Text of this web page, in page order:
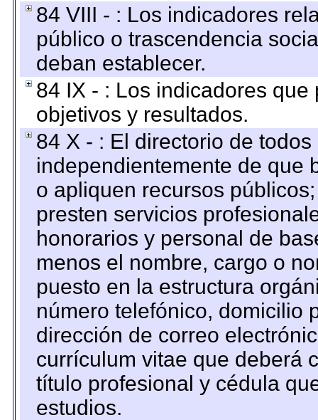
84 VIII - : Los indicadores
público o trascendencia
deban establecer.
84 IX - : Los indicadores
objetivos y resultados.
84 X - : El directorio de
independientemente de que
o apliquen recursos
presten servicios
honorarios y personal de
menos el nombre, cargo o
puesto en la estructura
número telefónico, domicilio
dirección de correo
currículum vitae que deberá
título profesional y cédula
estudios.